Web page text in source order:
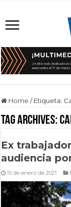
Home / Etiqueta:
Tag Archives:
Ex
audiencia
15 de enero de 2021